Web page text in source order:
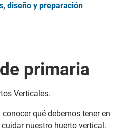
diseño y preparación
primaria
Verticales.
conocer qué debemos tener en
nuestro huerto vertical.